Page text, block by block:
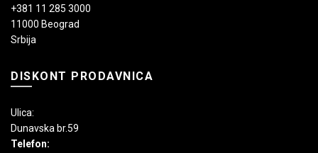
+381 11 285 3000
11000 Beograd
Srbija
DISKONT PRODAVNICA
Ulica:
Dunavska br.59
Telefon: